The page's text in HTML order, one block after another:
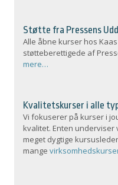
Støtte fra Pressens
Alle åbne kurser hos
støtteberettigede af
mere…
Kvalitetskurser i alle
Vi fokuserer på kurser i
kvalitet. Enten underviser
meget dygtige
mange